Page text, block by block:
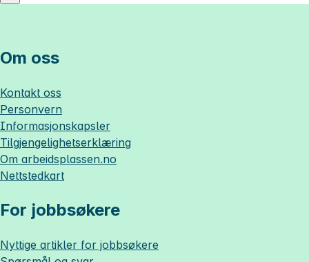
Om oss
Kontakt oss
Personvern
Informasjonskapsler
Tilgjengelighetserklæring
Om arbeidsplassen.no
Nettstedkart
For jobbsøkere
Nyttige artikler for jobbsøkere